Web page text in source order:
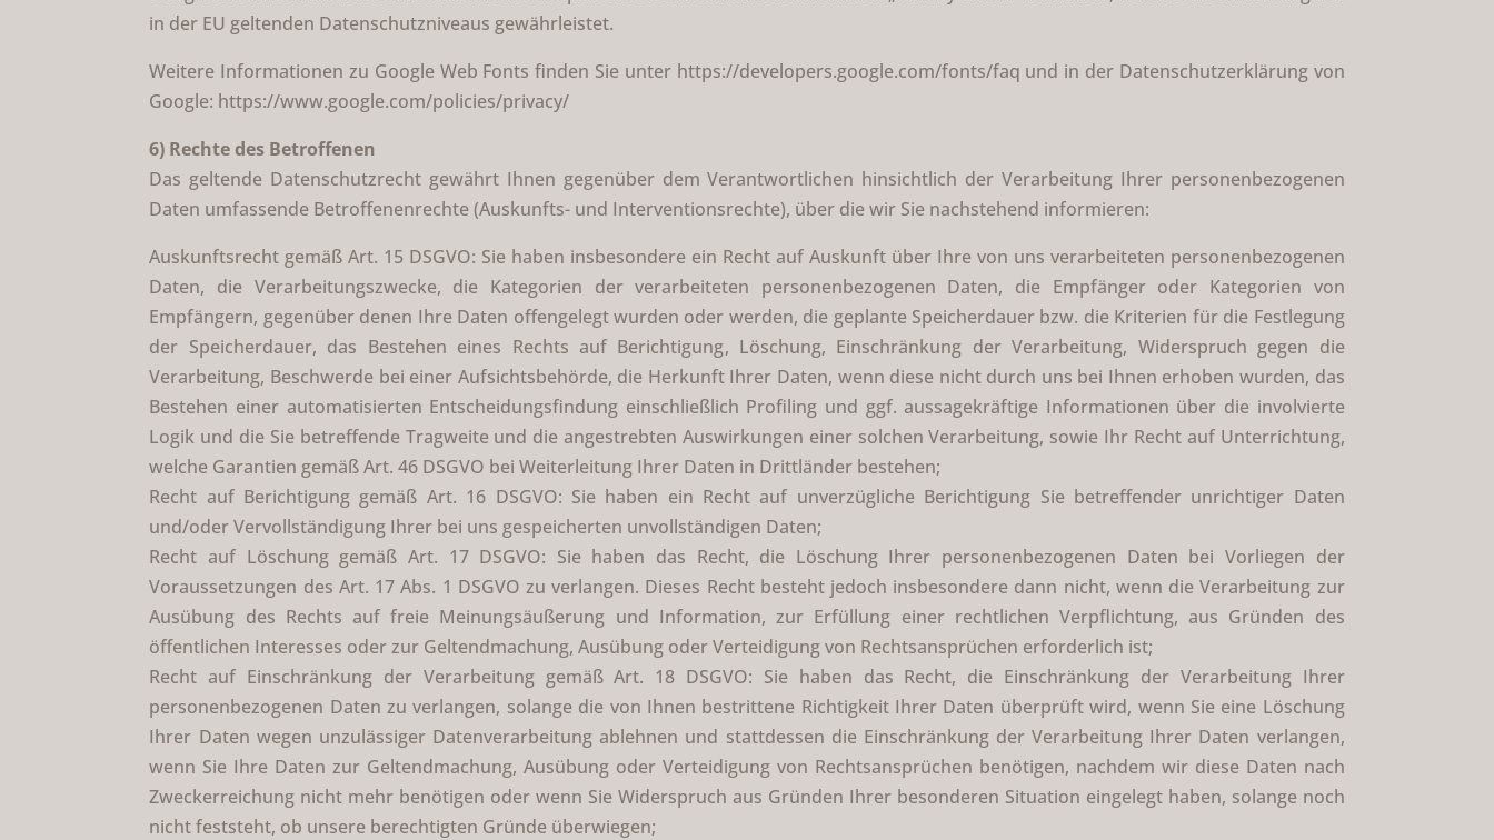
in der EU geltenden Datenschutzniveaus gewährleistet.
Weitere Informationen zu Google Web Fonts finden Sie unter https://developers.google.com/fonts/faq und in der Datenschutzerklärung von
Google: https://www.google.com/policies/privacy/
6) Rechte des Betroffenen
Das geltende Datenschutzrecht gewährt Ihnen gegenüber dem Verantwortlichen hinsichtlich der Verarbeitung Ihrer personenbezogenen
Daten umfassende Betroffenenrechte (Auskunfts- und Interventionsrechte), über die wir Sie nachstehend informieren:
Auskunftsrecht gemäß Art. 15 DSGVO: Sie haben insbesondere ein Recht auf Auskunft über Ihre von uns verarbeiteten personenbezogenen
Daten, die Verarbeitungszwecke, die Kategorien der verarbeiteten personenbezogenen Daten, die Empfänger oder Kategorien von
Empfängern, gegenüber denen Ihre Daten offengelegt wurden oder werden, die geplante Speicherdauer bzw. die Kriterien für die Festlegung
der Speicherdauer, das Bestehen eines Rechts auf Berichtigung, Löschung, Einschränkung der Verarbeitung, Widerspruch gegen die
Verarbeitung, Beschwerde bei einer Aufsichtsbehörde, die Herkunft Ihrer Daten, wenn diese nicht durch uns bei Ihnen erhoben wurden, das
Bestehen einer automatisierten Entscheidungsfindung einschließlich Profiling und ggf. aussagekräftige Informationen über die involvierte
Logik und die Sie betreffende Tragweite und die angestrebten Auswirkungen einer solchen Verarbeitung, sowie Ihr Recht auf Unterrichtung,
welche Garantien gemäß Art. 46 DSGVO bei Weiterleitung Ihrer Daten in Drittländer bestehen;
Recht auf Berichtigung gemäß Art. 16 DSGVO: Sie haben ein Recht auf unverzügliche Berichtigung Sie betreffender unrichtiger Daten
und/oder Vervollständigung Ihrer bei uns gespeicherten unvollständigen Daten;
Recht auf Löschung gemäß Art. 17 DSGVO: Sie haben das Recht, die Löschung Ihrer personenbezogenen Daten bei Vorliegen der
Voraussetzungen des Art. 17 Abs. 1 DSGVO zu verlangen. Dieses Recht besteht jedoch insbesondere dann nicht, wenn die Verarbeitung zur
Ausübung des Rechts auf freie Meinungsäußerung und Information, zur Erfüllung einer rechtlichen Verpflichtung, aus Gründen des
öffentlichen Interesses oder zur Geltendmachung, Ausübung oder Verteidigung von Rechtsansprüchen erforderlich ist;
Recht auf Einschränkung der Verarbeitung gemäß Art. 18 DSGVO: Sie haben das Recht, die Einschränkung der Verarbeitung Ihrer
personenbezogenen Daten zu verlangen, solange die von Ihnen bestrittene Richtigkeit Ihrer Daten überprüft wird, wenn Sie eine Löschung
Ihrer Daten wegen unzulässiger Datenverarbeitung ablehnen und stattdessen die Einschränkung der Verarbeitung Ihrer Daten verlangen,
wenn Sie Ihre Daten zur Geltendmachung, Ausübung oder Verteidigung von Rechtsansprüchen benötigen, nachdem wir diese Daten nach
Zweckerreichung nicht mehr benötigen oder wenn Sie Widerspruch aus Gründen Ihrer besonderen Situation eingelegt haben, solange noch
nicht feststeht, ob unsere berechtigten Gründe überwiegen;